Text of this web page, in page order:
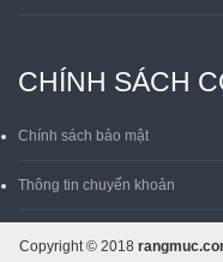
CHÍNH SÁCH
Chính sách bảo mật
Thông tin chuyển khoản
Copyright © 2018